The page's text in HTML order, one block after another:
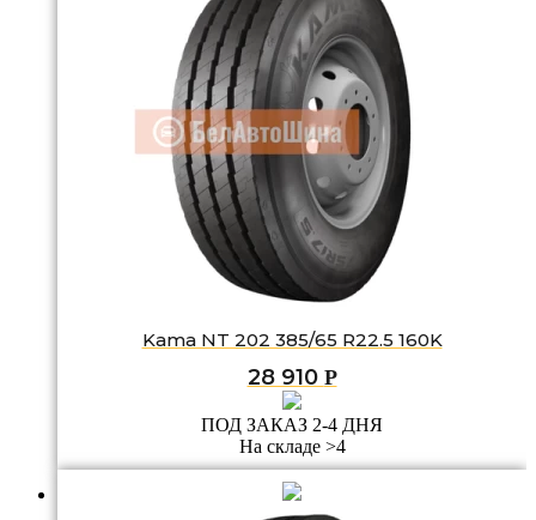
Kama NT 202 385/65 R22.5 160K
28 910 Р
ПОД ЗАКАЗ 2-4 ДНЯ
На складе >4